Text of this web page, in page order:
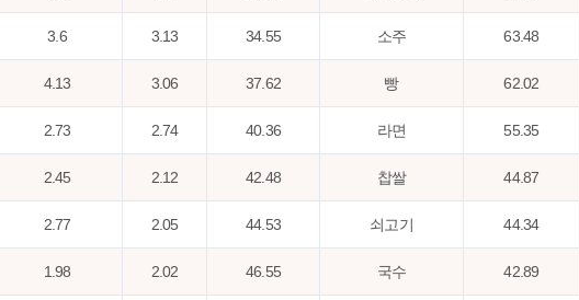
3.6 3.13 34.55 소주 63.48
4.13 3.06 37.62 빵 62.02
2.73 2.74 40.36 라면 55.35
2.45 2.12 42.48 찹쌀 44.87
2.77 2.05 44.53 쇠고기 44.34
1.98 2.02 46.55 국수 42.89